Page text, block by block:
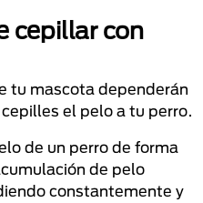
cepillar con
tu mascota dependerán
el pelo a tu perro.
de un perro de forma
de pelo
constantemente y